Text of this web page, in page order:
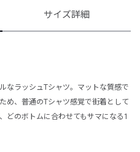
サイズ詳細
なラッシュTシャツ。マットな質感で
め、普通のTシャツ感覚で街着として
どのボトムに合わせてもサマになる1